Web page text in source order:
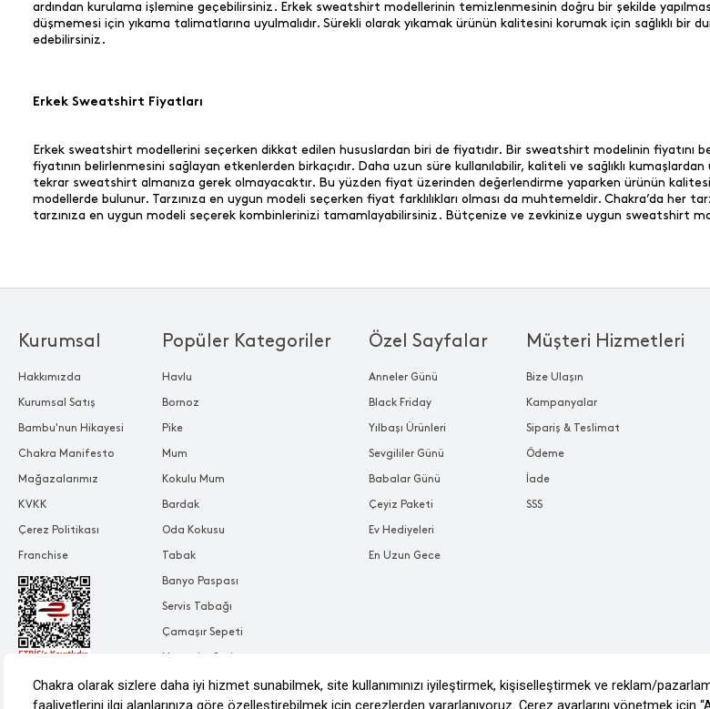
ardından kurulama işlemine geçebilirsiniz. Erkek sweatshirt modellerinin temizlenmesinin doğru bir şekilde
düşmemesi için yıkama talimatlarına uyulmalıdır. Sürekli olarak yıkamak ürünün kalitesini korumak için sağlıklı
edebilirsiniz.
Erkek Sweatshirt Fiyatları
Erkek sweatshirt modellerini seçerken dikkat edilen hususlardan biri de fiyatıdır. Bir sweatshirt modelinin fiyatını
fiyatının belirlenmesini sağlayan etkenlerden birkaçıdır. Daha uzun süre kullanılabilir, kaliteli ve sağlıklı
tekrar sweatshirt almanıza gerek olmayacaktır. Bu yüzden fiyat üzerinden değerlendirme yaparken ürünün
modellerde bulunur. Tarzınıza en uygun modeli seçerken fiyat farklılıkları olması da muhtemeldir. Chakra’da
tarzınıza en uygun modeli seçerek kombinlerinizi tamamlayabilirsiniz. Bütçenize ve zevkinize uygun sweatshirt
Popüler Kategoriler
Havlu
Bornoz
Pike
Mum
Kokulu Mum
Bardak
Oda Kokusu
Tabak
Banyo Paspası
Servis Tabağı
Çamaşır Sepeti
Özel Sayfalar
Anneler Günü
Black Friday
Yılbaşı Ürünleri
Sevgililer Günü
Babalar Günü
Çeyiz Paketi
Ev Hediyeleri
En Uzun Gece
Kurumsal
Hakkımızda
Kurumsal Satış
Bambu'nun Hikayesi
Chakra Manifesto
Mağazalarımız
KVKK
Çerez Politikası
Franchise
Müşteri Hizmetleri
Bize Ulaşın
Kampanyalar
Sipariş & Teslimat
Ödeme
İade
SSS